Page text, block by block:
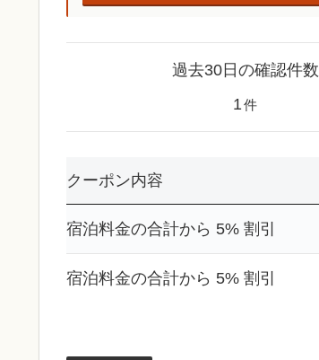
過去30日の確認件数
1件
クーポン内容
宿泊料金の合計から 5% 割引
宿泊料金の合計から 5% 割引